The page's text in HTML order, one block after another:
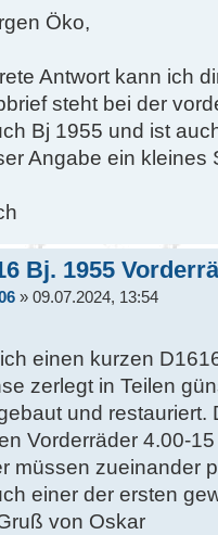
Öko,
Antwort kann ich
steht bei der
Bj 1955 und ist
Angabe ein kleines
Bj. 1955
» 09.07.2024, 13:54
einen kurzen
zerlegt in Teilen
und restauriert.
Vorderräder 4.00-
müssen zueinander
einer der ersten
von Oskar